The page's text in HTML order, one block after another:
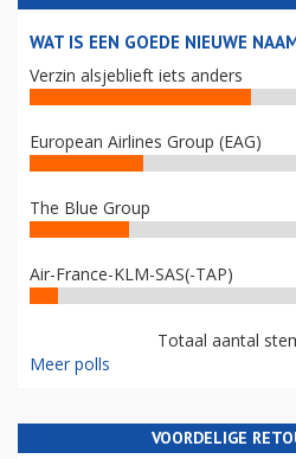
WAT IS EEN GOEDE NIEUWE
Verzin alsjeblieft iets anders
European Airlines Group (EAG)
The Blue Group
Air-France-KLM-SAS(-TAP)
Totaal aantal
Meer polls
VOORDELIGE